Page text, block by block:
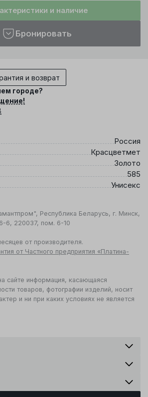
и наличие
Бронировать
и возврат
городе?
Россия
Красцветмет
Золото
585
Унисекс
Республика Беларусь, г. Минск,
6, 220037, пом. 6-10
от производителя.
от Частного предприятия «Платина-
сайте информация, касающаяся
товаров, фотографии изделий, носит
и ни при каких условиях не является